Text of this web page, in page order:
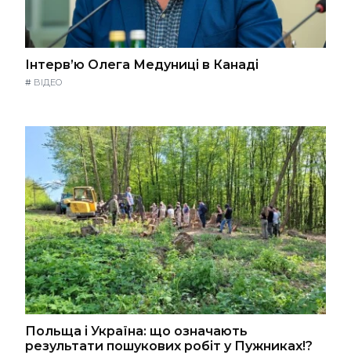
Інтерв’ю Олега Медуниці в Канаді
# ВІДЕО
Польща і Україна: що означають
результати пошукових робіт у Пужниках!?